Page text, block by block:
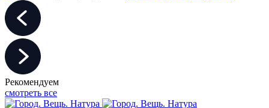
Рекомендуем
смотреть все